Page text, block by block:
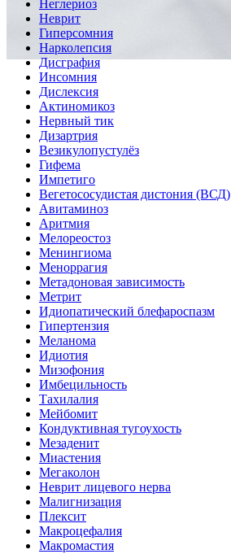
Неглериоз
Неврит
Гиперсомния
Нарколепсия
Дисграфия
Инсомния
Дислексия
Актиномикоз
Нервный тик
Дизартрия
Везикулопустулёз
Гифема
Импетиго
Вегетососудистая дистония (ВСД)
Авитаминоз
Аритмия
Мелореостоз
Менингиома
Меноррагия
Метадоновая зависимость
Метрит
Идиопатический блефароспазм
Гипертензия
Меланома
Идиотия
Мизофония
Имбецильность
Тахилалия
Мейбомит
Кондуктивная тугоухость
Мезаденит
Миастения
Мегаколон
Неврит лицевого нерва
Малигнизация
Плексит
Макроцефалия
Макромастия